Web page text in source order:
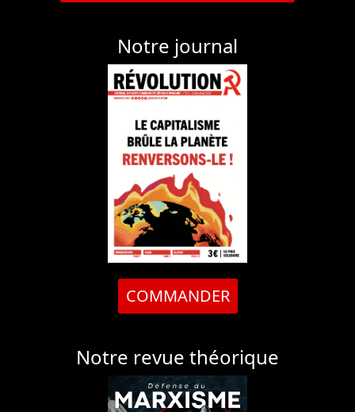
Notre journal
COMMANDER
Notre revue théorique